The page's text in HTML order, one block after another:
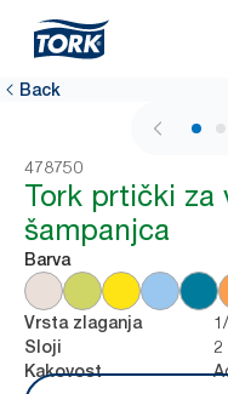
Back
478750
Tork prtički za
šampanjca
Barva
Vrsta zlaganja
Sloji 2
Kakovost